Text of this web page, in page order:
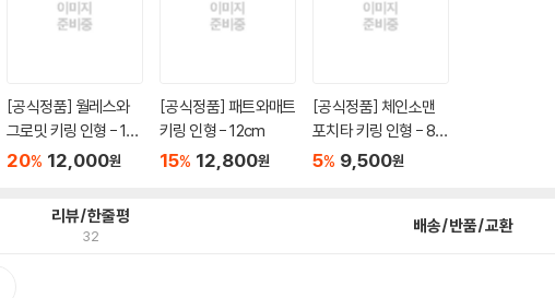
[공식정품] 월레스와
그로밋 키링 인형 - 16c
m
20% 12,000원
[공식정품] 패트와매트
키링 인형 - 12cm
15% 12,800원
[공식정품] 체인소맨
포치타 키링 인형 - 8c
m
5% 9,500원
리뷰/한줄평
32 배송/반품/교환